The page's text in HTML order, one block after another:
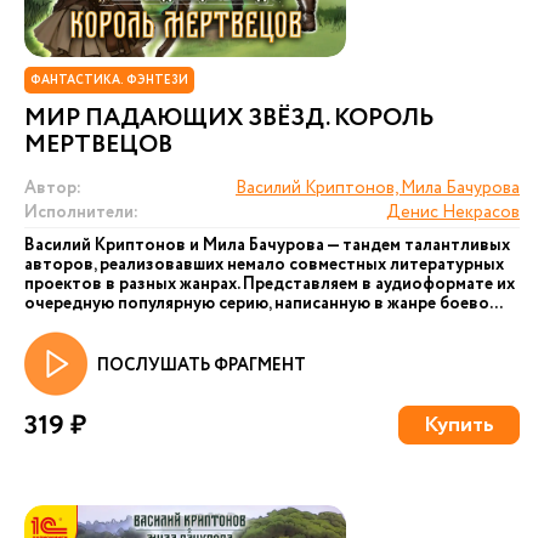
ФАНТАСТИКА. ФЭНТЕЗИ
МИР ПАДАЮЩИХ ЗВЁЗД. КОРОЛЬ
МЕРТВЕЦОВ
Автор:
Василий Криптонов, Мила Бачурова
Исполнители:
Денис Некрасов
Василий Криптонов и Мила Бачурова — тандем талантливых
авторов, реализовавших немало совместных литературных
проектов в разных жанрах. Представляем в аудиоформате их
очередную популярную серию, написанную в жанре боево...
ПОСЛУШАТЬ ФРАГМЕНТ
319 ₽ Купить